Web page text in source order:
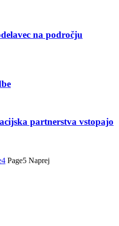
na področju
partnerstva vstopajo
4 Page5 Naprej